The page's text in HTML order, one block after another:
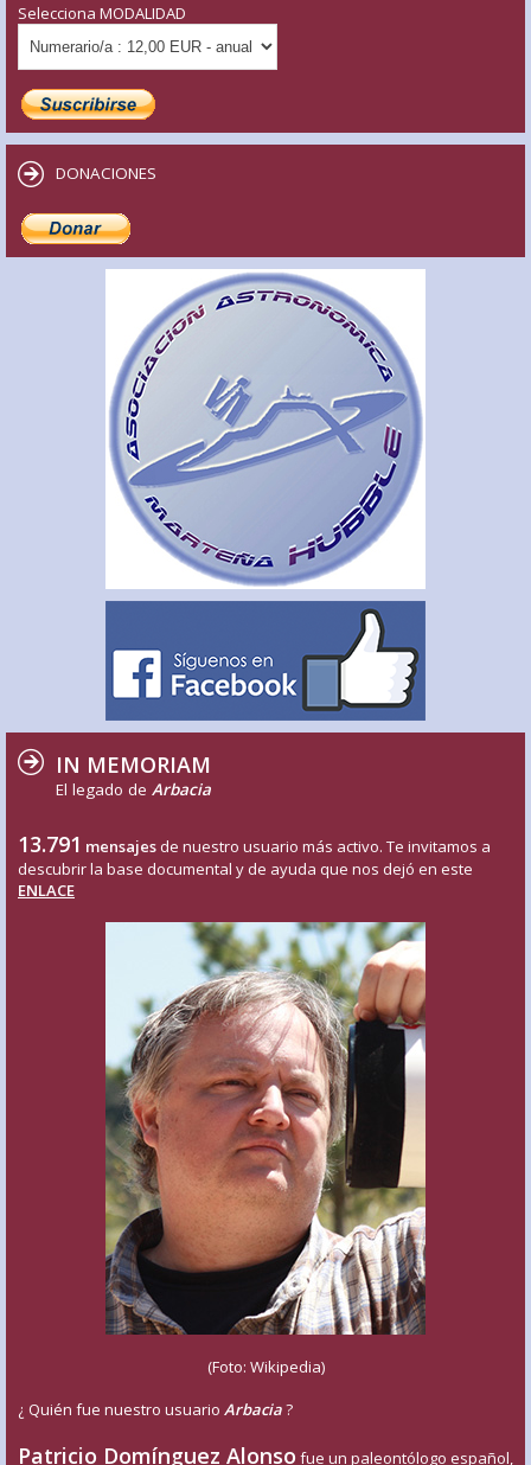
Selecciona MODALIDAD
DONACIONES
IN MEMORIAM
El legado de Arbacia
13.791 mensajes de nuestro usuario más activo. Te invitamos a
descubrir la base documental y de ayuda que nos dejó en este
ENLACE
(Foto: Wikipedia)
¿ Quién fue nuestro usuario Arbacia?
Patricio Domínguez Alonso fue un paleontólogo español,